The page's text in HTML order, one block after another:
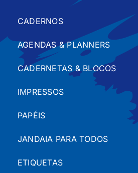
CADERNOS
AGENDAS & PLANNERS
CADERNETAS & BLOCOS
IMPRESSOS
PAPÉIS
JANDAIA PARA TODOS
ETIQUETAS